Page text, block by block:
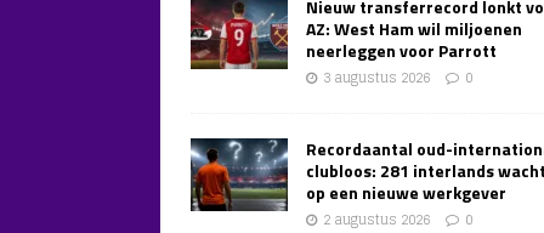
Nieuw transferrecord lonkt
AZ: West Ham wil miljoenen
neerleggen voor Parrott
3 augustus 2026 0
Recordaantal oud-
clubloos: 281 interlands
op een nieuwe werkgever
2 augustus 2026 0